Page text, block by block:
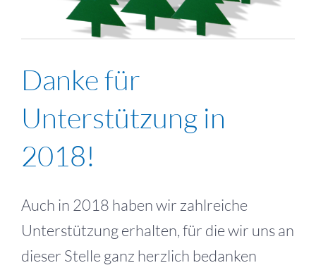
Danke für
Unterstützung in
2018!
Auch in 2018 haben wir zahlreiche
Unterstützung erhalten, für die wir uns an
dieser Stelle ganz herzlich bedanken